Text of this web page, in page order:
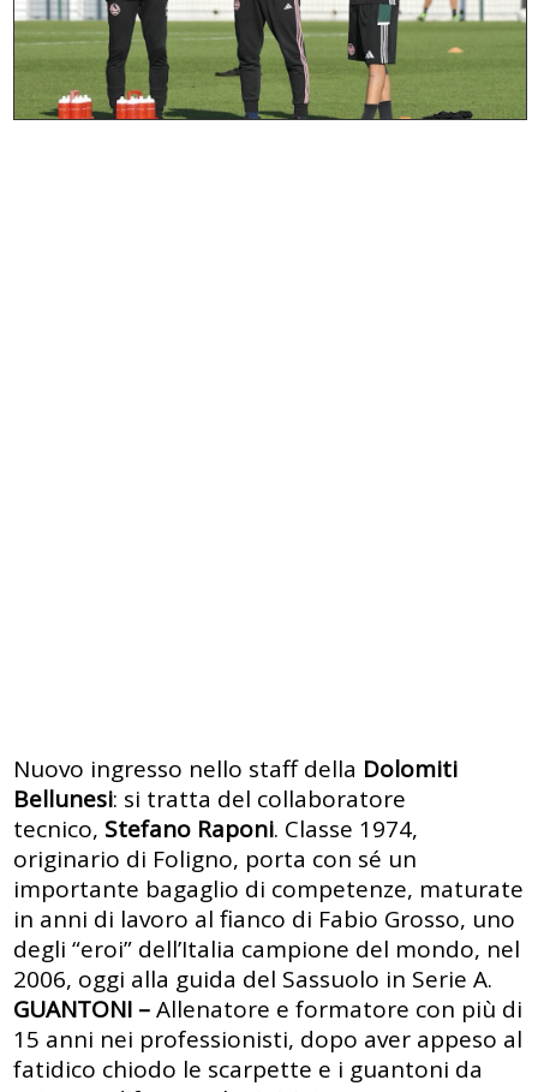
Nuovo ingresso nello staff della Dolomiti
Bellunesi: si tratta del collaboratore
tecnico, Stefano Raponi. Classe 1974,
originario di Foligno, porta con sé un
importante bagaglio di competenze, maturate
in anni di lavoro al fianco di Fabio Grosso, uno
degli “eroi” dell’Italia campione del mondo, nel
2006, oggi alla guida del Sassuolo in Serie A.
GUANTONI –Allenatore e formatore con più di
15 anni nei professionisti, dopo aver appeso al
fatidico chiodo le scarpette e i guantoni da